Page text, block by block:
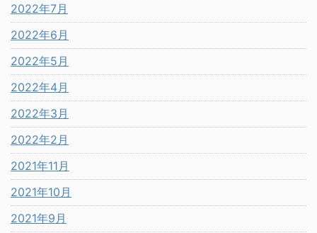
2022年7月
2022年6月
2022年5月
2022年4月
2022年3月
2022年2月
2021年11月
2021年10月
2021年9月